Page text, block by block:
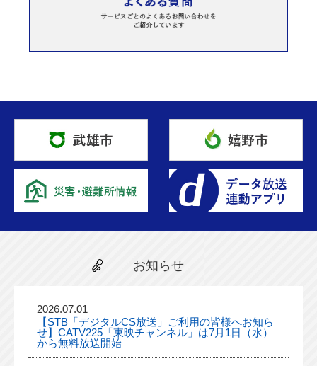
お知らせ
2026.07.01
【STB「デジタルCS放送」ご利用の皆様へお知ら
せ】CATV225「東映チャンネル」は7月1日（水）
から無料放送開始